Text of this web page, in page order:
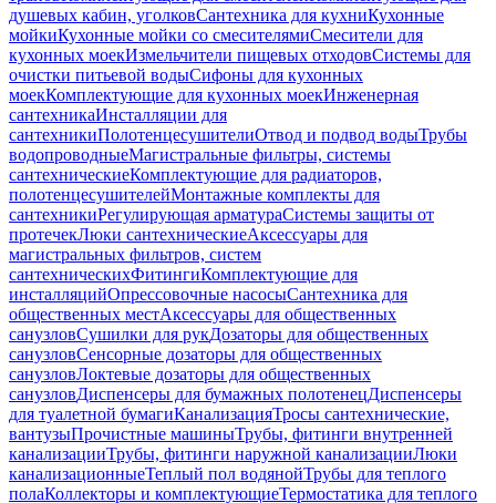
душевых кабин, уголковСантехника для кухниКухонные
мойкиКухонные мойки со смесителямиСмесители для
кухонных моекИзмельчители пищевых отходовСистемы для
очистки питьевой водыСифоны для кухонных
моекКомплектующие для кухонных моекИнженерная
сантехникаИнсталляции для
сантехникиПолотенцесушителиОтвод и подвод водыТрубы
водопроводныеМагистральные фильтры, системы
сантехническиеКомплектующие для радиаторов,
полотенцесушителейМонтажные комплекты для
сантехникиРегулирующая арматураСистемы защиты от
протечекЛюки сантехническиеАксессуары для
магистральных фильтров, систем
сантехническихФитингиКомплектующие для
инсталляцийОпрессовочные насосыСантехника для
общественных местАксессуары для общественных
санузловСушилки для рукДозаторы для общественных
санузловСенсорные дозаторы для общественных
санузловЛоктевые дозаторы для общественных
санузловДиспенсеры для бумажных полотенецДиспенсеры
для туалетной бумагиКанализацияТросы сантехнические,
вантузыПрочистные машиныТрубы, фитинги внутренней
канализацииТрубы, фитинги наружной канализацииЛюки
канализационныеТеплый пол водянойТрубы для теплого
полаКоллекторы и комплектующиеТермостатика для теплого